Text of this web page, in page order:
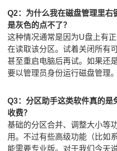
Q2：为什么我在磁盘管理里
是灰色的点不了？
这种情况通常是因为U盘上有
在读取该分区。试着关闭所有
甚至重启电脑后再试。如果还
要以管理员身份运行磁盘管理。
Q3：分区助手这类软件真的是
收费？
基础的分区合并、调整大小等
用。不过有些高级功能（比如
能需要专业版。对于我们今天